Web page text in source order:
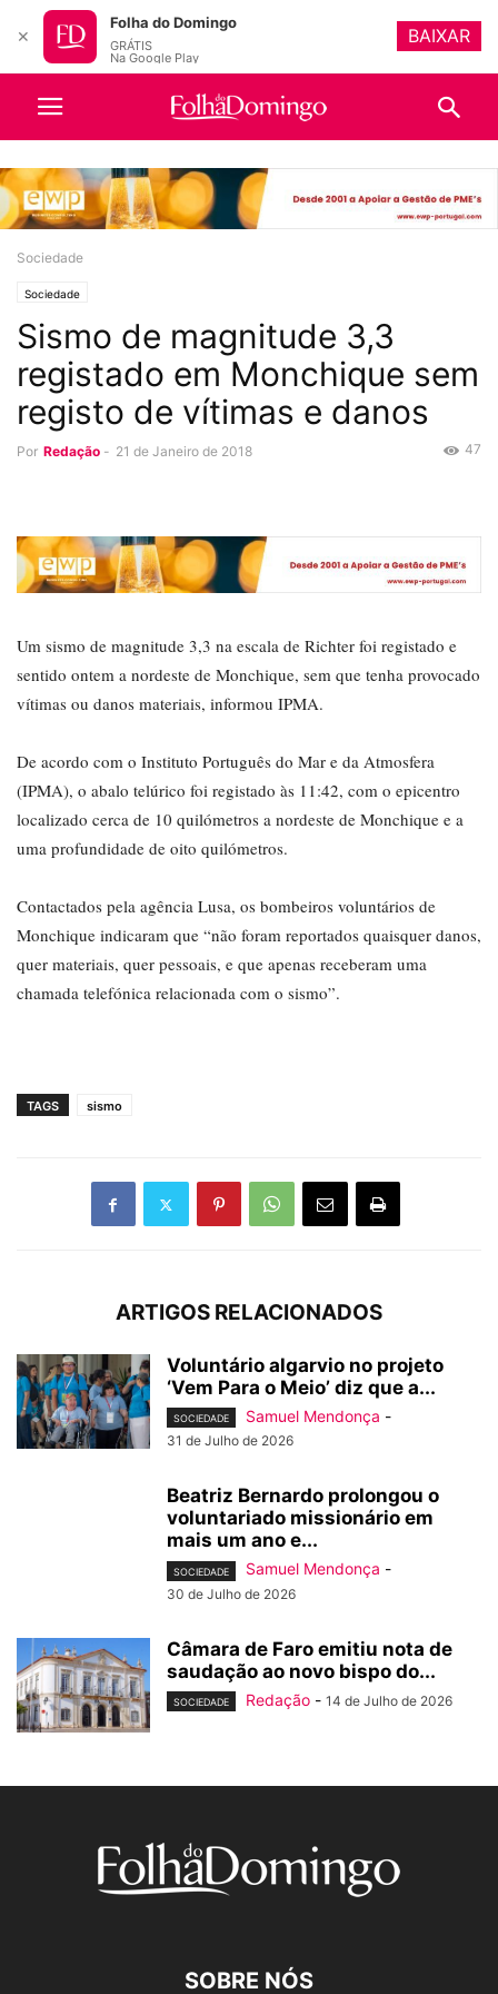
Sociedade
Sociedade
Sismo de magnitude 3,3
registado em Monchique sem
registo de vítimas e danos
Por Redação - 21 de Janeiro de 2018 47
Um sismo de magnitude 3,3 na escala de Richter foi registado e
sentido ontem a nordeste de Monchique, sem que tenha provocado
vítimas ou danos materiais, informou IPMA.
De acordo com o Instituto Português do Mar e da Atmosfera
(IPMA), o abalo telúrico foi registado às 11:42, com o epicentro
localizado cerca de 10 quilómetros a nordeste de Monchique e a
uma profundidade de oito quilómetros.
Contactados pela agência Lusa, os bombeiros voluntários de
Monchique indicaram que “não foram reportados quaisquer danos,
quer materiais, quer pessoais, e que apenas receberam uma
chamada telefónica relacionada com o sismo”.
TAGS sismo
ARTIGOS RELACIONADOS
Voluntário algarvio no projeto
‘Vem Para o Meio’ diz que a...
SOCIEDADE Samuel Mendonça -
31 de Julho de 2026
Beatriz Bernardo prolongou o
voluntariado missionário em
mais um ano e...
SOCIEDADE Samuel Mendonça -
30 de Julho de 2026
Câmara de Faro emitiu nota de
saudação ao novo bispo do...
SOCIEDADE Redação - 14 de Julho de 2026
SOBRE NÓS
✕
Folha do Domingo
GRÁTIS
Na Google Play
BAIXAR